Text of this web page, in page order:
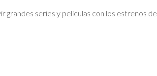
series y películas con los estrenos de